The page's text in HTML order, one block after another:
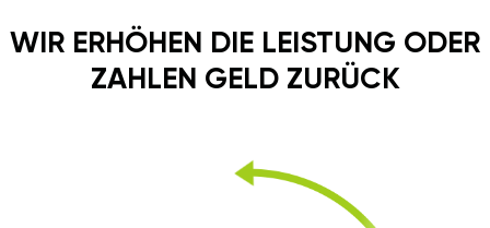
WIR ERHÖHEN DIE LEISTUNG ODER
ZAHLEN GELD ZURÜCK